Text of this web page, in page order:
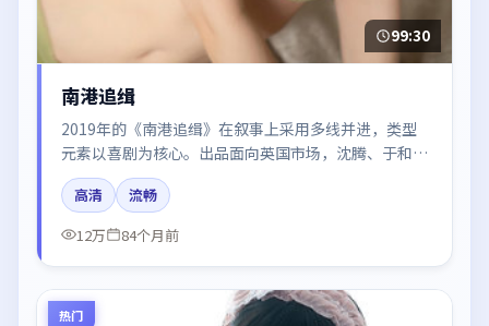
99:30
南港追缉
2019年的《南港追缉》在叙事上采用多线并进，类型
元素以喜剧为核心。出品面向英国市场，沈腾、于和
伟、木村拓哉、朱一龙所饰角色推动关键反转，结尾留
白引发讨论。
高清
流畅
12万
84个月前
热门